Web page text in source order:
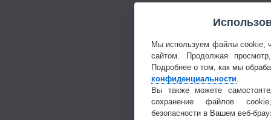
Мы используем файлы cookie,
сайтом. Продолжая
Подробнее о том, как мы
конфиденциальности
Вы также можете
сохранение файлов
безопасности в Вашем веб-